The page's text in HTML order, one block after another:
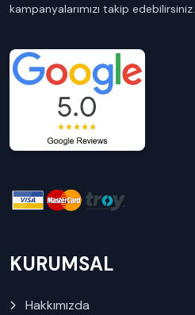
kampanyalarımızı takip edebilirsiniz.
KURUMSAL
Hakkımızda